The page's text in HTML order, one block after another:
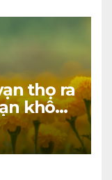
thọ ra
không